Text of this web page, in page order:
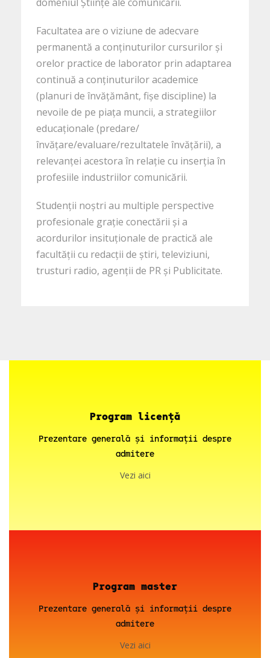
Facultatea are o viziune de adecvare
permanentă a conținuturilor cursurilor și
orelor practice de laborator prin adaptarea
continuă a conținuturilor academice
(planuri de învățământ, fișe discipline) la
nevoile de pe piața muncii, a strategiilor
educaționale (predare/
învățare/evaluare/rezultatele învățării), a
relevanței acestora în relație cu inserția în
profesiile industriilor comunicării.
Studenții noștri au multiple perspective
profesionale grație conectării și a
acordurilor insituționale de practică ale
facultății cu redacții de știri, televiziuni,
trusturi radio, agenții de PR și Publicitate.
Program licență
Prezentare generală și informații despre
admitere
Vezi aici
Program master
Prezentare generală și informații despre
admitere
Vezi aici